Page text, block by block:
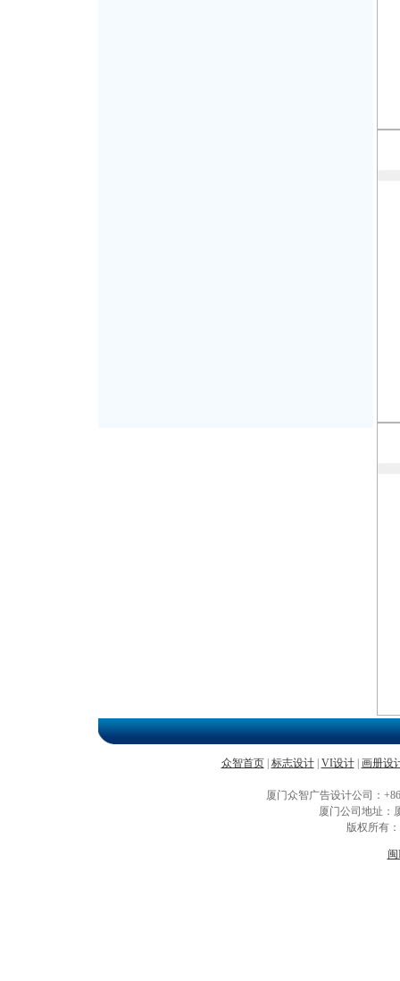
众智首页| 标志设计| VI设计| 画册设
厦门众智广告设计公司：
厦门公司地址：
版权所有